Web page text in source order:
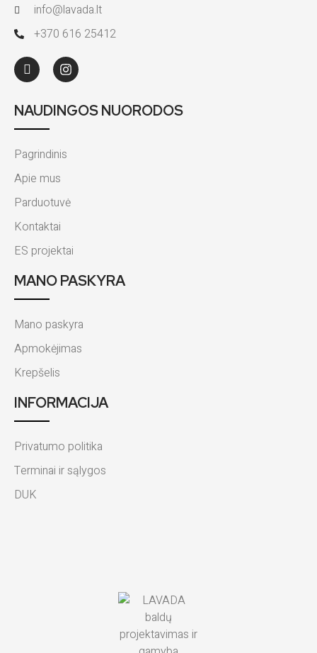
info@lavada.lt
+370 616 25412
NAUDINGOS NUORODOS
Pagrindinis
Apie mus
Parduotuvė
Kontaktai
ES projektai
MANO PASKYRA
Mano paskyra
Apmokėjimas
Krepšelis
INFORMACIJA
Privatumo politika
Terminai ir sąlygos
DUK